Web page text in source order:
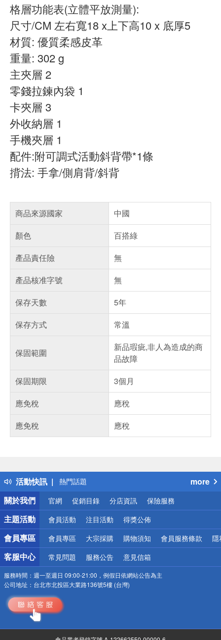
格層功能表(立體平放測量):
尺寸/CM 左右寬18 x上下高10 x 底厚5
材質: 優質柔感皮革
重量: 302 g
主夾層 2
零錢拉鍊內袋 1
卡夾層 3
外收納層 1
手機夾層 1
配件:附可調式活動斜背帶*1條
揹法: 手拿/側肩背/斜背
商品來源國家
中國
顏色
百搭綠
產品責任險
無
產品核准字號
無
保存天數
5年
保存方式
常溫
保固範圍
新品瑕疵,非人為造成的商
品故障
保固期限
3個月
應免稅
應稅
應免稅
應稅
活動快訊
得獎公告
熱門話題
銀行優惠
偏遠地區配送
詐騙網頁！請小心！
more
關於我們
官網 促銷目錄 分店資訊 保險服務
主題活動 會員活動 注目活動 得獎公佈
會員專區 會員專區 大宗採購 購物須知 會員服務條款 隱
客服中心 常見問題 服務公告 意見信箱
服務時間： 週一至週日 09:00-21:00，例假日依網站公告為主
公司地址： 台北市北投區大業路136號5樓 (台灣)